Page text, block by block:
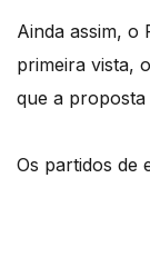
Ainda assim, o
primeira vista,
que a proposta
Os partidos de